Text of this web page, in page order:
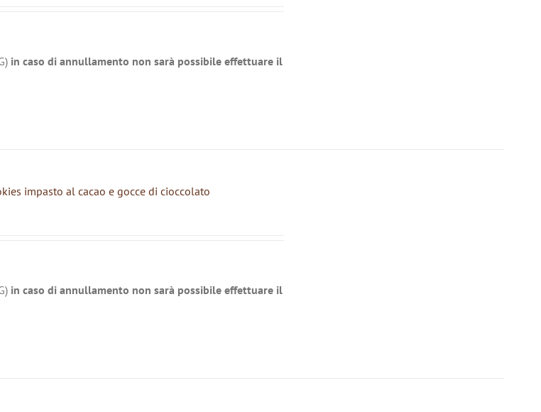
in caso di annullamento non sarà possibile effettuare il
impasto al cacao e gocce di cioccolato
in caso di annullamento non sarà possibile effettuare il